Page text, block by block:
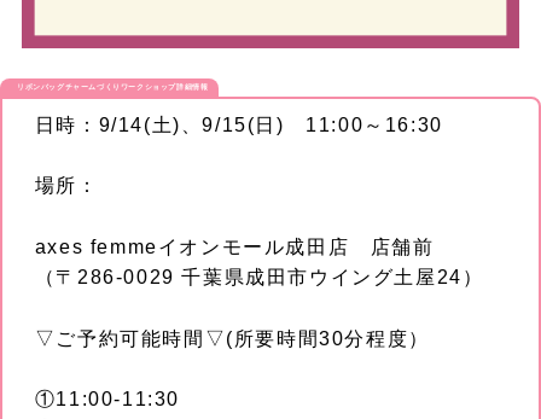
リボンバッグチャームづくりワークショップ詳細情報
日時：9/14(土)、9/15(日) 11:00～16:30
場所：
axes femmeイオンモール成田店 店舗前
（〒286-0029 千葉県成田市ウイング土屋24）
▽ご予約可能時間▽(所要時間30分程度）
①11:00-11:30